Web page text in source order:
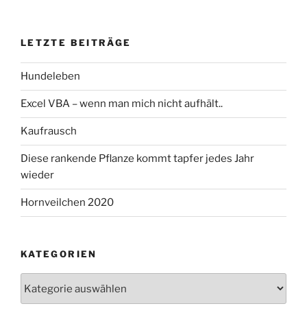
LETZTE BEITRÄGE
Hundeleben
Excel VBA – wenn man mich nicht aufhält..
Kaufrausch
Diese rankende Pflanze kommt tapfer jedes Jahr
wieder
Hornveilchen 2020
KATEGORIEN